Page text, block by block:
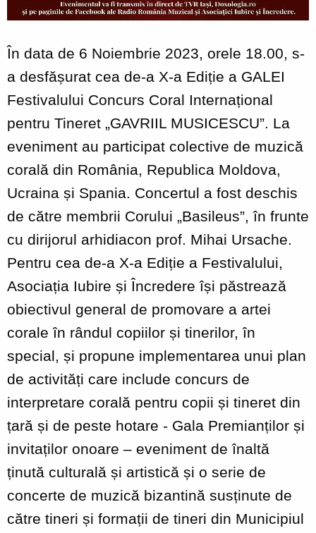
În data de 6 Noiembrie 2023, orele 18.00, s-
a desfășurat cea de-a X-a Ediție a GALEI
Festivalului Concurs Coral Internațional
pentru Tineret „GAVRIIL MUSICESCU”. La
eveniment au participat colective de muzică
corală din România, Republica Moldova,
Ucraina și Spania. Concertul a fost deschis
de către membrii Corului „Basileus”, în frunte
cu dirijorul arhidiacon prof. Mihai Ursache.
Pentru cea de-a X-a Ediție a Festivalului,
Asociația Iubire și Încredere își păstrează
obiectivul general de promovare a artei
corale în rândul copiilor și tinerilor, în
special, și propune implementarea unui plan
de activități care include concurs de
interpretare corală pentru copii și tineret din
țară și de peste hotare - Gala Premianților și
invitaților onoare – eveniment de înaltă
ținută culturală și artistică și o serie de
concerte de muzică bizantină susținute de
către tineri și formații de tineri din Municipiul